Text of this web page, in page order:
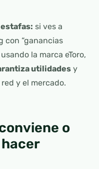
si ves a
con “ganancias
la marca eToro,
utilidades y
y el mercado.
o